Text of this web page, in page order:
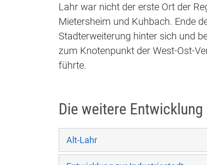
Lahr war nicht der erste Ort der
Mietersheim und Kuhbach. Ende
Stadterweiterung hinter sich und
zum Knotenpunkt der West-Ost-
führte.
Die weitere Entwicklung
Alt-Lahr